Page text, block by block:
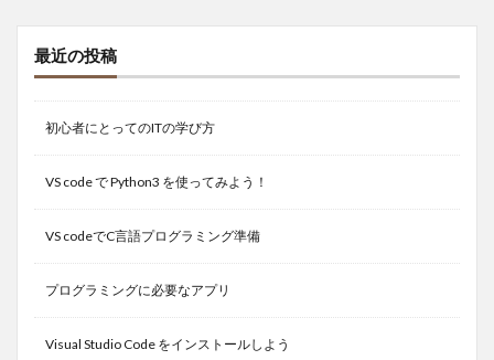
最近の投稿
初心者にとってのITの学び方
VS code で Python3 を使ってみよう！
VS codeでC言語プログラミング準備
プログラミングに必要なアプリ
Visual Studio Code をインストールしよう